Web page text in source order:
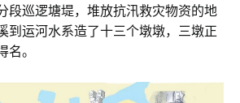
段巡逻塘堤，堆放抗汛救灾物资的地
到运河水系造了十三个墩墩，三墩正
。